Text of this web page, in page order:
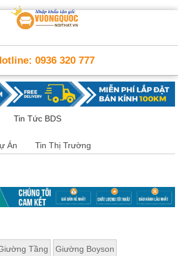
0936 320 777
Tin Tức BDS
Án Tin Thị Trường
Tầng Giường Boyson